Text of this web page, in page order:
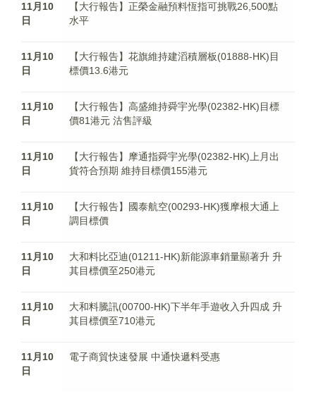
11月10
日
【大行報告】正榮金融預料恆指可挑戰26,500點
水平
11月10
日
【大行報告】花旗維持建滔積層板(01888-HK)目
標價13.6港元
11月10
日
【大行報告】高盛維持舜宇光學(02382-HK)目標
價81港元 沽售評級
11月10
日
【大行報告】摩通指舜宇光學(02382-HK)上月出
貨符合預期 維持目標價155港元
11月10
日
【大行報告】國泰航空(00293-HK)獲摩根大通上
調目標價
11月10
日
大和料比亞迪(01211-HK)新能源車銷量顯著升 升
其目標價至250港元
11月10
日
大和料騰訊(00700-HK)下半年手遊收入升四成 升
其目標價至710港元
11月10
日
電子商貿快速發展 中通快遞料受惠